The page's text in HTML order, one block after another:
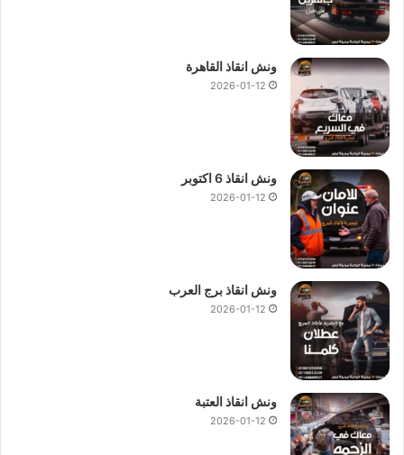
ونش انقاذ القاهرة
2026-01-12
ونش انقاذ 6 اكتوبر
2026-01-12
ونش انقاذ برج العرب
2026-01-12
ونش انقاذ العتبة
2026-01-12